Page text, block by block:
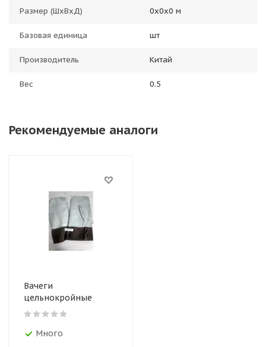
Размер (ШхВхД) 0х0х0 м
Базовая единица шт
Производитель Китай
Вес 0.5
Рекомендуемые аналоги
Вачеги
цельнокройные
Много